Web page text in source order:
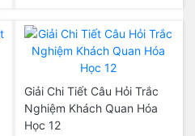
Giải Chi Tiết Câu Hỏi Trắc
Nghiệm Khách Quan Hóa
Học 12